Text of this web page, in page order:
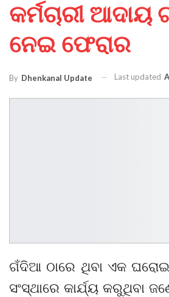
କର୍ମଚାରୀ ଆଦାୟ
ନେଇ ଫେରାର
By Dhenkanal Update Last updated
ଗଁଦିଆ ଠାରେ ଥିବା ଏକ
ସଂସ୍ଥାରେ କାର୍ଯ୍ୟ କରୁଥିବା